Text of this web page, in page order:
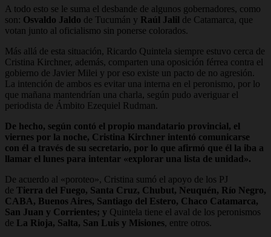
A todo esto se le suma el desbande de algunos gobernadores, como
son: Osvaldo Jaldo de Tucumán y Raúl Jalil de Catamarca, que
votan junto al oficialismo sin ponerse colorados.
Más allá de esta situación, Ricardo Quintela siempre estuvo cerca de
Cristina Kirchner, además, comparten una oposición férrea contra el
gobierno de Javier Milei y por eso existe un pacto de no agresión.
La intención de ambos es evitar una interna en el peronismo, por lo
que mañana mantendrían una charla, según pudo averiguar el
periodista de Ámbito Ezequiel Rudman.
De hecho, según contó el propio mandatario provincial, el
viernes por la noche, Cristina Kirchner intentó comunicarse
con él a través de su secretario, por lo que afirmó que él la iba a
llamar el lunes para intentar «explorar una lista de unidad».
De acuerdo al «poroteo», Cristina sumó el apoyo de los PJ
de Tierra del Fuego, Santa Cruz, Chubut, Neuquén, Río Negro,
CABA, Buenos Aires, Santiago del Estero, Chaco Catamarca,
San Juan y Corrientes; y Quintela tiene el aval de los peronismos
de La Rioja, Salta, San Luis y Misiones, entre otros.